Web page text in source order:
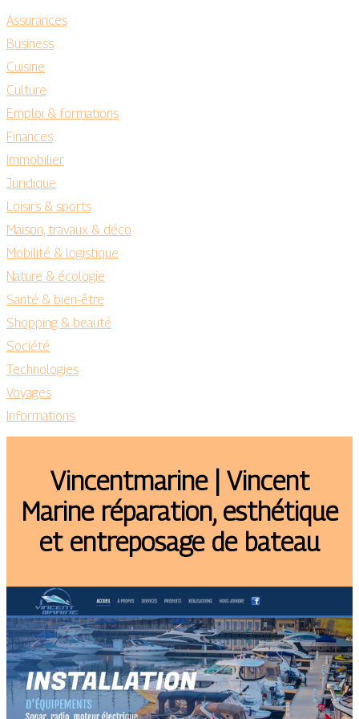
Assurances
Business
Cuisine
Culture
Emploi & formations
Finances
Immobilier
Juridique
Loisirs & sports
Maison, travaux & déco
Mobilité & logistique
Nature & écologie
Santé & bien-être
Shopping & beauté
Société
Technologies
Voyages
Informations
Vin­centmari­ne | Vincent
Marine réparation, esthétique
et entreposage de bateau